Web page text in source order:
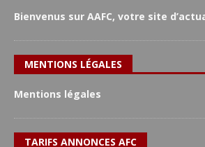
Bienvenus sur AAFC, votre site
MENTIONS LÉGALES
Mentions légales
TARIFS ANNONCES AFC